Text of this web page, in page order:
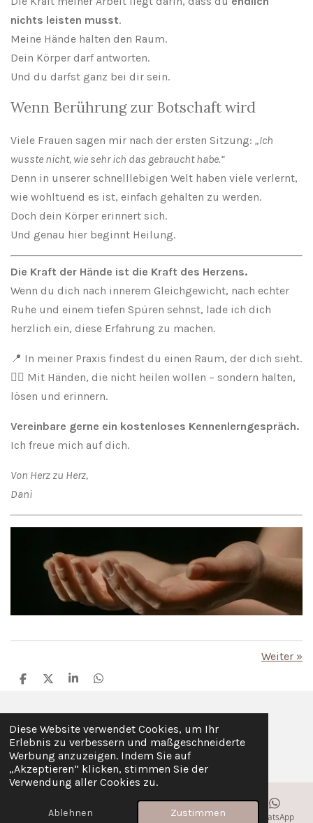
Diese Website verwendet Cookies, um Ihr
Erlebnis zu verbessern und maßgeschneiderte
Werbung anzuzeigen. Indem Sie auf
„Akzeptieren“ klicken, stimmen Sie der
Verwendung aller Cookies zu.
Ablehnen Zustimmen
nichts leisten musst.
Meine Hände halten den Raum.
Dein Körper darf antworten.
Und du darfst ganz bei dir sein.
Wenn Berührung zur Botschaft wird
Viele Frauen sagen mir nach der ersten Sitzung: „Ich
wusste nicht, wie sehr ich das gebraucht habe.“
Denn in unserer schnelllebigen Welt haben viele verlernt,
wie wohltuend es ist, einfach gehalten zu werden.
Doch dein Körper erinnert sich.
Und genau hier beginnt Heilung.
Die Kraft der Hände ist die Kraft des Herzens.
Wenn du dich nach innerem Gleichgewicht, nach echter
Ruhe und einem tiefen Spüren sehnst, lade ich dich
herzlich ein, diese Erfahrung zu machen.
📍 In meiner Praxis findest du einen Raum, der dich sieht.
💆‍♀️ Mit Händen, die nicht heilen wollen – sondern halten,
lösen und erinnern.
Vereinbare gerne ein kostenloses Kennenlerngespräch.
Ich freue mich auf dich.
Von Herz zu Herz,
Dani
Weiter »
T
l
e
n
T
l
e
n
T
l
e
n
T
l
e
n
I
n
s
t
a
g
W
h
a
t
A
p
© 2025 Cranio Daniela SailerImpressum / Datenschutz
E-Mail Telefon Facebook WhatsApp